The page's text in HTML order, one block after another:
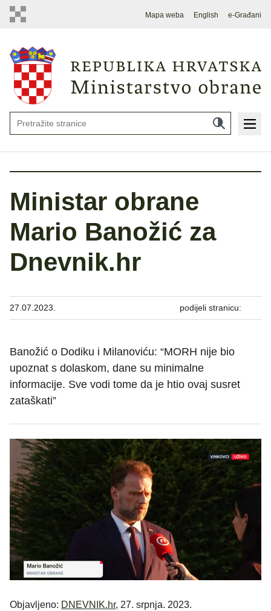
Mapa weba English e-Građani
Ministar obrane
Mario Banožić za
Dnevnik.hr
27.07.2023. podijeli stranicu:
Banožić o Dodiku i Milanoviću: “MORH nije bio
upoznat s dolaskom, dane su minimalne
informacije. Sve vodi tome da je htio ovaj susret
zataškati”
Objavljeno: DNEVNIK.hr, 27. srpnja. 2023.